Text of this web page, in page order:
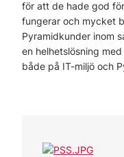
för att de hade god
fungerar och mycket
Pyramidkunder inom
en helhetslösning
både på IT-miljö och